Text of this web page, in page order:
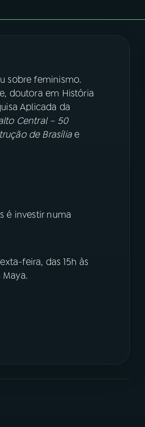
sobre feminismo.
doutora em História
Aplicada da
Central – 50
de Brasíliae
é investir numa
feira, das 15h às